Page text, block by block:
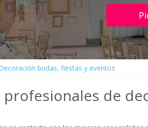
bodas, fiestas y eventos
profesionales de